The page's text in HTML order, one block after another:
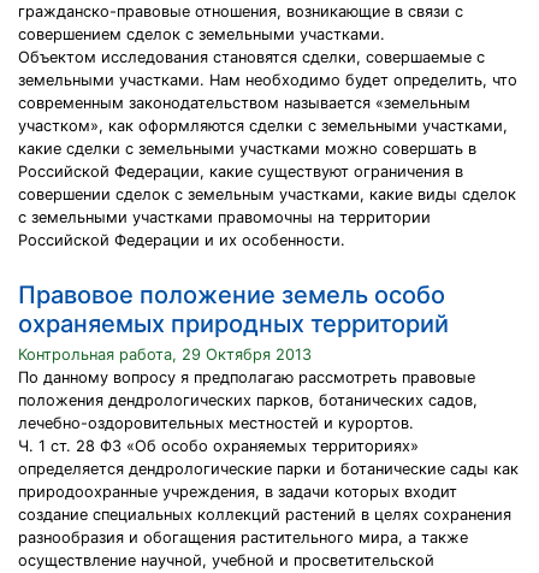
гражданско-правовые отношения, возникающие в связи с
совершением сделок с земельными участками.
Объектом исследования становятся сделки, совершаемые с
земельными участками. Нам необходимо будет определить, что
современным законодательством называется «земельным
участком», как оформляются сделки с земельными участками,
какие сделки с земельными участками можно совершать в
Российской Федерации, какие существуют ограничения в
совершении сделок с земельным участками, какие виды сделок
с земельными участками правомочны на территории
Российской Федерации и их особенности.
Правовое положение земель особо
охраняемых природных территорий
Контрольная работа, 29 Октября 2013
По данному вопросу я предполагаю рассмотреть правовые
положения дендрологических парков, ботанических садов,
лечебно-оздоровительных местностей и курортов.
Ч. 1 ст. 28 ФЗ «Об особо охраняемых территориях»
определяется дендрологические парки и ботанические сады как
природоохранные учреждения, в задачи которых входит
создание специальных коллекций растений в целях сохранения
разнообразия и обогащения растительного мира, а также
осуществление научной, учебной и просветительской